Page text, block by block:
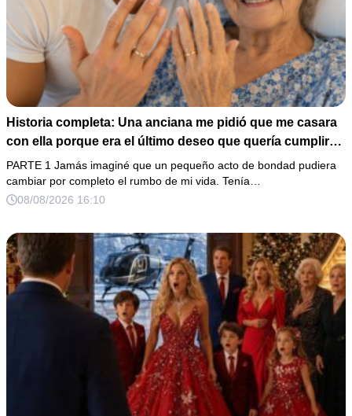
Historia completa: Una anciana me pidió que me casara
con ella porque era el último deseo que quería cumplir
antes de morir. Después de su fallecimiento, su abogado
puso en mis manos una vieja bolsa de hospital que
había conservado durante años y me dijo: «Ella te eligió
PARTE 1 Jamás imaginé que un pequeño acto de bondad pudiera
cambiar por completo el rumbo de mi vida. Tenía…
08/08/2026 16:10